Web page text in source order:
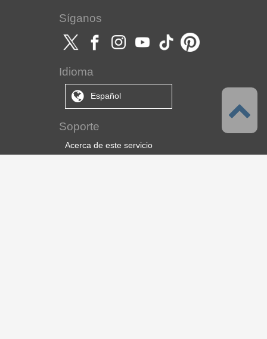
Síganos
Idioma
Español
Soporte
Acerca de este servicio